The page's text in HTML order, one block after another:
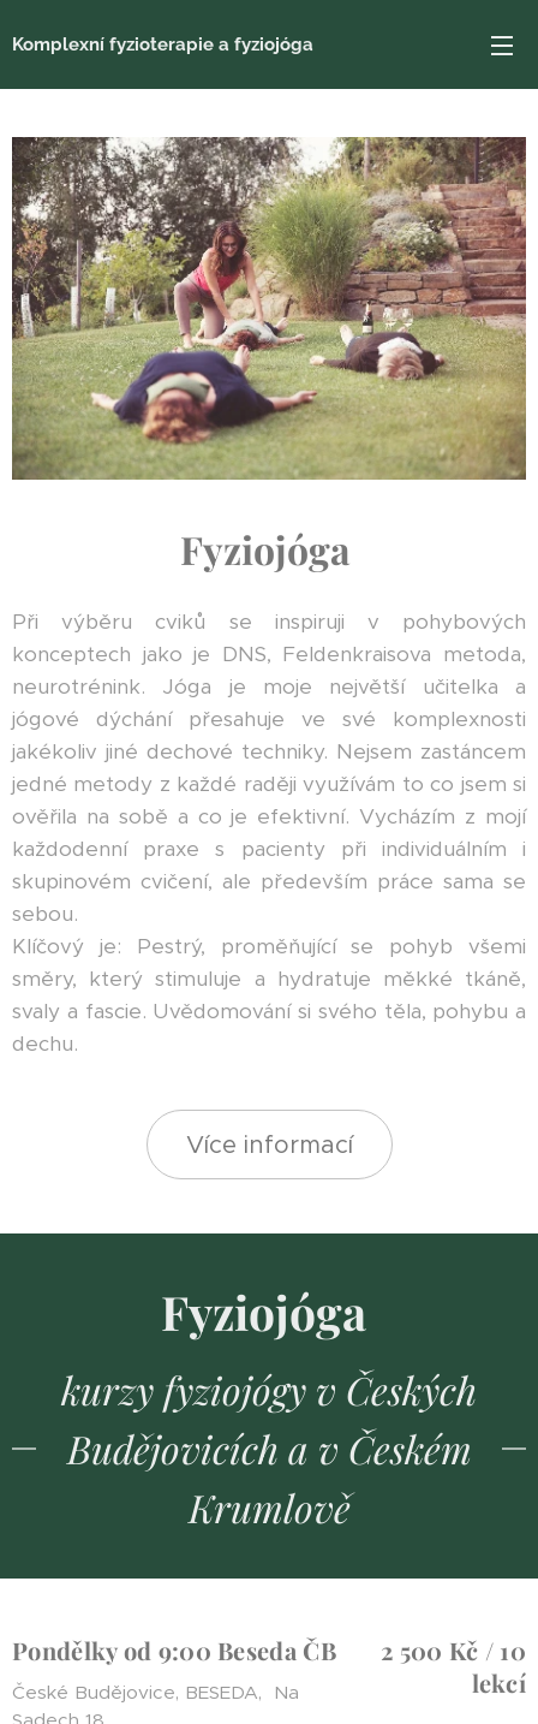
Komplexní fyzioterapie a fyziojóga
Fyziojóga
Při výběru cviků se inspiruji v pohybových
konceptech jako je DNS, Feldenkraisova metoda,
neurotrénink. Jóga je moje největší učitelka a
jógové dýchání přesahuje ve své komplexnosti
jakékoliv jiné dechové techniky. Nejsem zastáncem
jedné metody z každé raději využívám to co jsem si
ověřila na sobě a co je efektivní. Vycházím z mojí
každodenní praxe s pacienty při individuálním i
skupinovém cvičení, ale především práce sama se
sebou.
Klíčový je: Pestrý, proměňující se pohyb všemi
směry, který stimuluje a hydratuje měkké tkáně,
svaly a fascie. Uvědomování si svého těla, pohybu a
dechu.
Více informací
Fyziojóga
kurzy fyziojógy v Českých
Budějovicích a v Českém
Krumlově
Pondělky od 9:00 Beseda ČB
České Budějovice, BESEDA, Na
2 500 Kč / 10
lekcí